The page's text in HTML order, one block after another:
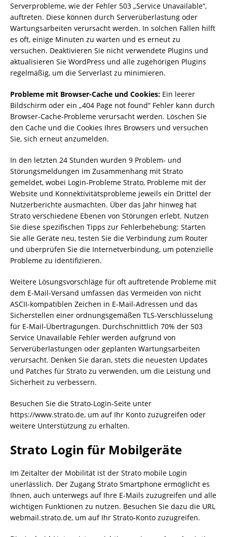
Serverprobleme, wie der Fehler 503 „Service Unavailable“,
auftreten. Diese können durch Serverüberlastung oder
Wartungsarbeiten verursacht werden. In solchen Fällen hilft
es oft, einige Minuten zu warten und es erneut zu
versuchen. Deaktivieren Sie nicht verwendete Plugins und
aktualisieren Sie WordPress und alle zugehörigen Plugins
regelmäßig, um die Serverlast zu minimieren.
Probleme mit Browser-Cache und Cookies: Ein leerer
Bildschirm oder ein „404 Page not found“ Fehler kann durch
Browser-Cache-Probleme verursacht werden. Löschen Sie
den Cache und die Cookies Ihres Browsers und versuchen
Sie, sich erneut anzumelden.
In den letzten 24 Stunden wurden 9 Problem- und
Störungsmeldungen im Zusammenhang mit Strato
gemeldet, wobei Login-Probleme Strato, Probleme mit der
Website und Konnektivitätsprobleme jeweils ein Drittel der
Nutzerberichte ausmachten. Über das Jahr hinweg hat
Strato verschiedene Ebenen von Störungen erlebt. Nutzen
Sie diese spezifischen Tipps zur Fehlerbehebung: Starten
Sie alle Geräte neu, testen Sie die Verbindung zum Router
und überprüfen Sie die Internetverbindung, um potenzielle
Probleme zu identifizieren.
Weitere Lösungsvorschläge für oft auftretende Probleme mit
dem E-Mail-Versand umfassen das Vermeiden von nicht
ASCII-kompatiblen Zeichen in E-Mail-Adressen und das
Sicherstellen einer ordnungsgemäßen TLS-Verschlüsselung
für E-Mail-Übertragungen. Durchschnittlich 70% der 503
Service Unavailable Fehler werden aufgrund von
Serverüberlastungen oder geplanten Wartungsarbeiten
verursacht. Denken Sie daran, stets die neuesten Updates
und Patches für Strato zu verwenden, um die Leistung und
Sicherheit zu verbessern.
Besuchen Sie die Strato-Login-Seite unter
https://www.strato.de, um auf Ihr Konto zuzugreifen oder
weitere Unterstützung zu erhalten.
Strato Login für Mobilgeräte
Im Zeitalter der Mobilität ist der Strato mobile Login
unerlässlich. Der Zugang Strato Smartphone ermöglicht es
Ihnen, auch unterwegs auf Ihre E-Mails zuzugreifen und alle
wichtigen Funktionen zu nutzen. Besuchen Sie dazu die URL
webmail.strato.de, um auf Ihr Strato-Konto zuzugreifen.